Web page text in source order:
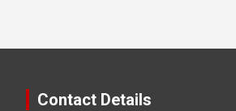
Contact Details